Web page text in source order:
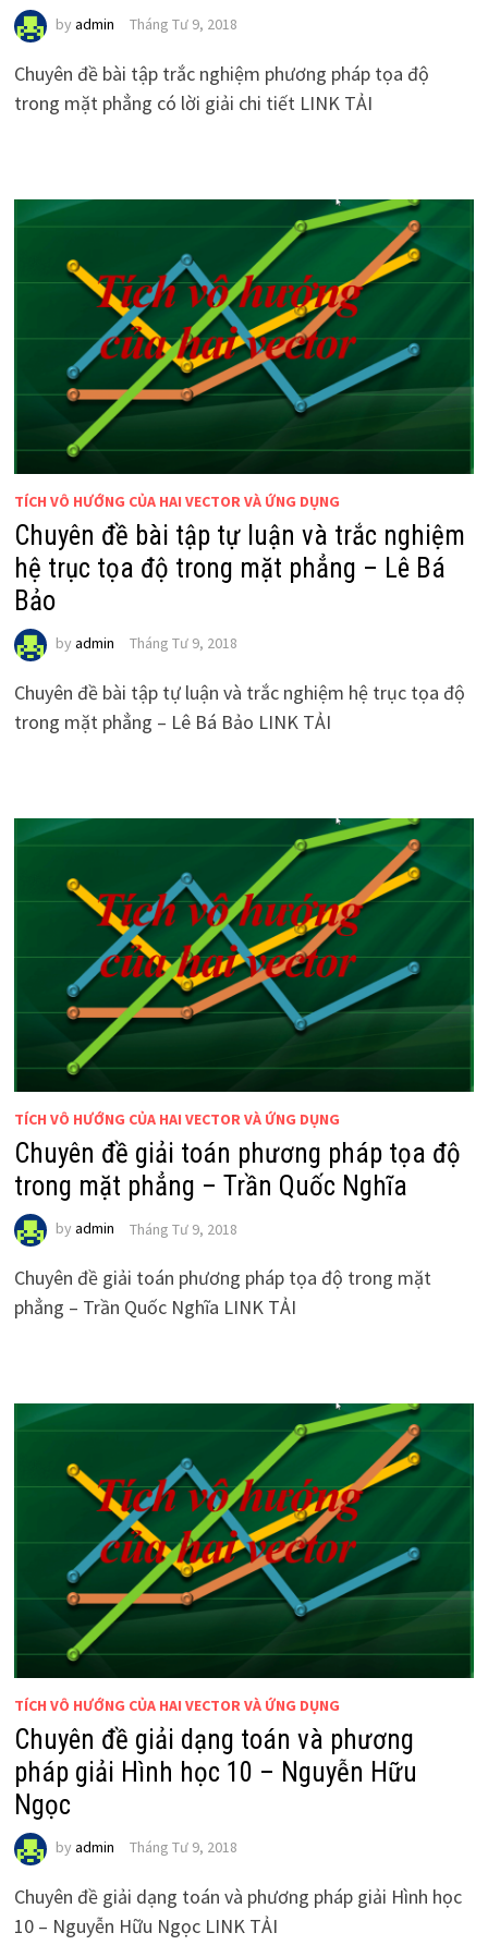
by admin Tháng Tư 9, 2018
Chuyên đề bài tập trắc nghiệm phương pháp tọa độ
trong mặt phẳng có lời giải chi tiết LINK TẢI
TÍCH VÔ HƯỚNG CỦA HAI VECTOR VÀ ỨNG DỤNG
Chuyên đề bài tập tự luận và trắc nghiệm
hệ trục tọa độ trong mặt phẳng – Lê Bá
Bảo
by admin Tháng Tư 9, 2018
Chuyên đề bài tập tự luận và trắc nghiệm hệ trục tọa độ
trong mặt phẳng – Lê Bá Bảo LINK TẢI
TÍCH VÔ HƯỚNG CỦA HAI VECTOR VÀ ỨNG DỤNG
Chuyên đề giải toán phương pháp tọa độ
trong mặt phẳng – Trần Quốc Nghĩa
by admin Tháng Tư 9, 2018
Chuyên đề giải toán phương pháp tọa độ trong mặt
phẳng – Trần Quốc Nghĩa LINK TẢI
TÍCH VÔ HƯỚNG CỦA HAI VECTOR VÀ ỨNG DỤNG
Chuyên đề giải dạng toán và phương
pháp giải Hình học 10 – Nguyễn Hữu
Ngọc
by admin Tháng Tư 9, 2018
Chuyên đề giải dạng toán và phương pháp giải Hình học
10 – Nguyễn Hữu Ngọc LINK TẢI